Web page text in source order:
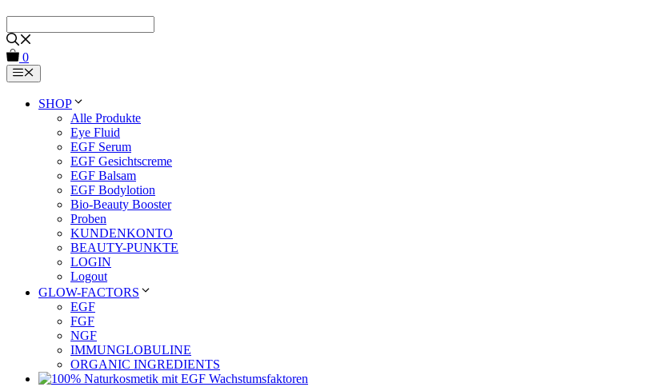
Inhalt
springen
0
Menu
SHOP
Alle Produkte
Eye Fluid
EGF Serum
EGF Gesichtscreme
EGF Balsam
EGF Bodylotion
Bio-Beauty Booster
Proben
KUNDENKONTO
BEAUTY-PUNKTE
LOGIN
Logout
GLOW-FACTORS
EGF
FGF
NGF
IMMUNGLOBULINE
ORGANIC INGREDIENTS